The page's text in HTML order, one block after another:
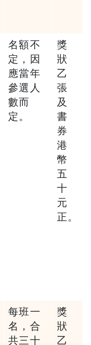
名額不
定，因
應當年
參選人
數而
定 。
獎
狀
乙
張
及
書
券
港
幣
五
十
元
正。
每班一
名， 合
共三十
獎
狀
乙